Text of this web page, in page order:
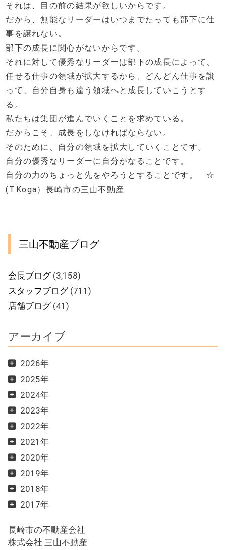
それは、目の前の結果が欲しいからです。
だから、無能なリーダーはいつまでたっても部下に仕
事を譲れない。
部下の成長に関心がないからです。
それに対して優秀なリーダーは部下の成長によって、
任せる仕事の領域が拡大するから、どんどん仕事を譲
って、自分自身も違う領域へと成長していこうとす
る。
私たちは集団が進んでいくことを求めている。
だからこそ、成長をしなければならない。
そのために、自分の領域を拡大していくことです。
自分の優秀なリーダーに自分がなることです。
自分の力のちょっと先をやろうとすることです。 ☆
(T.Koga）長崎市の三山不動産
三山不動産ブログ
会長ブログ(3,158)
スタッフブログ(711)
店舗ブログ(41)
アーカイブ
2026年
2025年
2024年
2023年
2022年
2021年
2020年
2019年
2018年
2017年
長崎市の不動産会社
株式会社 三山不動産